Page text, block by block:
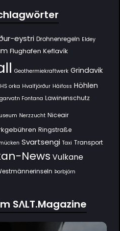
eystri Drohnenregeln Eldey
Flughafen Keflavík
Geothermiekraftwerk Grindavik
HS orka Hvalfjörður Háifoss Höhlen
Fontana Lawinenschutz
Nerzzucht Niceair
Ringstraße
Svartsengi Taxi Transport
News Vulkane
Þorbjörn
SΛLT.Magazine